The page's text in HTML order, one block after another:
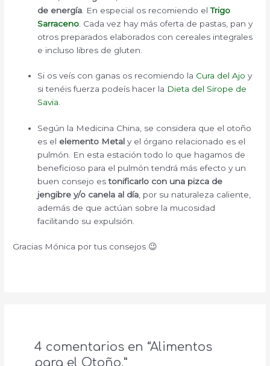
de energía . En especial os recomiendo elTrigo
Sarraceno . Cada vez hay más oferta de pastas, pan y
otros preparados elaborados con cereales integrales
e incluso libres de gluten.
Si os veís con ganas os recomiendo la Cura del Ajo y
si tenéis fuerza podeís hacer la Dieta del Sirope de
Savia.
Según la Medicina China, se considera que el otoño
es el elemento Metaly el órgano relacionado es el
pulmón. En esta estación todo lo que hagamos de
beneficioso para el pulmón tendrá más efecto y un
buen consejo estonificarlo con una pizca de
jengibre y/o canela al día , por su naturaleza caliente,
además de que actúan sobre la mucosidad
facilitando su expulsión.
Gracias Mónica por tus consejos 😉
4 comentarios en “Alimentos
para el Otoño.”